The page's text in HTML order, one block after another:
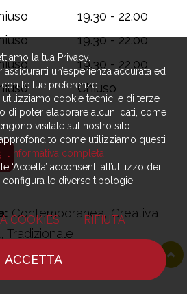
19.30 - 22.00
19.30 - 22.00
19.30 - 22.00
Chiuso
Contemporanea, Creativa,
Tradizionale
in Dicembre e tre
la tua Privacy.
un’esperienza accurata ed
le tue preferenze.
cookie tecnici e di terze
di poter elaborare alcuni dati, come
visitate sul nostro sito.
come utilizziamo questi
l’informativa completa
‘Accetta’ acconsenti all’utilizzo dei
le diverse tipologie.
COOKIES RIFIUTA
ACCETTA